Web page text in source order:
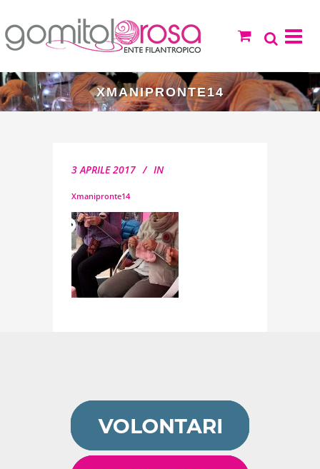
XMANIPRONTE14
3 APRILE 2017 IN
Xmanipronte14